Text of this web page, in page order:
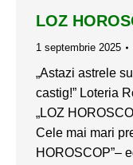
LOZ
1 septembrie 2025
„Astazi astrele
castig!” Loteria
„LOZ
Cele mai mari
HOROSCOP”–